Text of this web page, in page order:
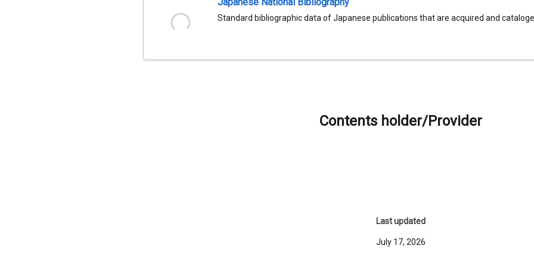
Standard bibliographic data of Japanese publications that are acquired and
Contents holder/Provider
Last updated
July 17, 2026